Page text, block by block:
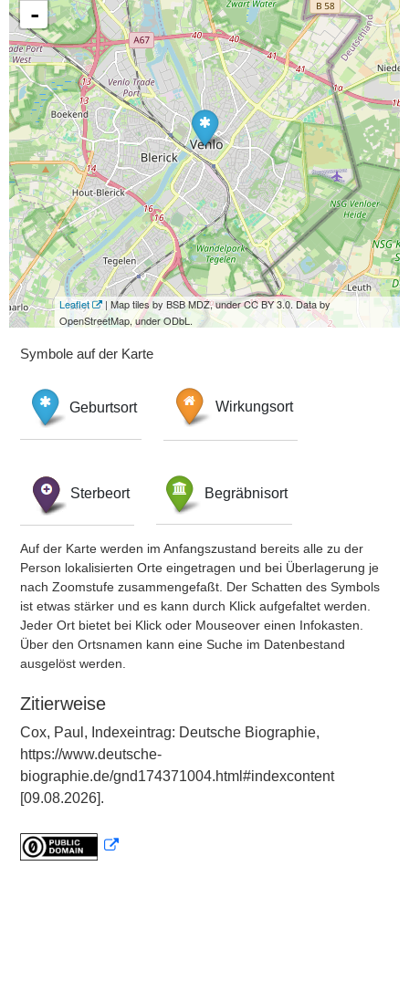
-
Leaflet
| Map tiles by BSB MDZ, under CC BY 3.0. Data by
OpenStreetMap, under ODbL.
Symbole auf der Karte
Geburtsort Wirkungsort
Sterbeort Begräbnisort
Auf der Karte werden im Anfangszustand bereits alle zu der
Person lokalisierten Orte eingetragen und bei Überlagerung je
nach Zoomstufe zusammengefaßt. Der Schatten des Symbols
ist etwas stärker und es kann durch Klick aufgefaltet werden.
Jeder Ort bietet bei Klick oder Mouseover einen Infokasten.
Über den Ortsnamen kann eine Suche im Datenbestand
ausgelöst werden.
Zitierweise
Cox, Paul, Indexeintrag: Deutsche Biographie,
https://www.deutsche-
biographie.de/gnd174371004.html#indexcontent
[09.08.2026].